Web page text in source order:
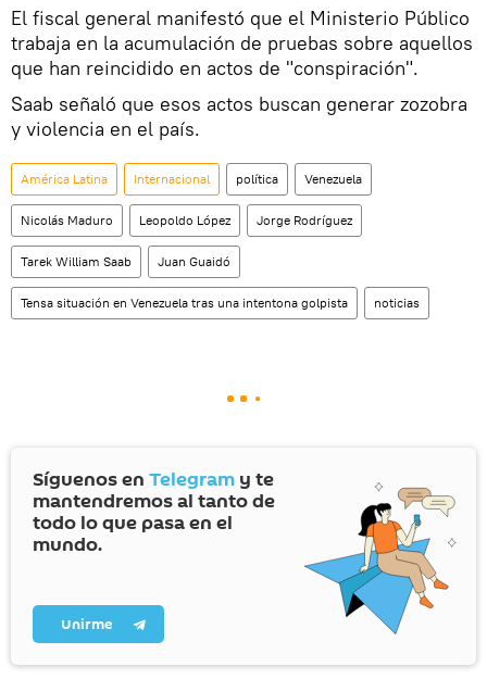
El fiscal general manifestó que el Ministerio Público
trabaja en la acumulación de pruebas sobre aquellos
que han reincidido en actos de "conspiración".
Saab señaló que esos actos buscan generar zozobra
y violencia en el país.
América Latina Internacional política Venezuela
Nicolás Maduro Leopoldo López Jorge Rodríguez
Tarek William Saab Juan Guaidó
Tensa situación en Venezuela tras una intentona golpista noticias
Síguenos en Telegram y te
mantendremos al tanto de
todo lo que pasa en el
mundo.
Unirme